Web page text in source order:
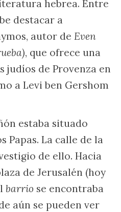
hebrea. Entre
destacar a
autor de Even
, que ofrece una
judíos de Provenza en
a Levi ben Gershom
estaba situado
Papas. La calle de la
de ello. Hacia
de Jerusalén (hoy
barrio se encontraba
aún se pueden ver